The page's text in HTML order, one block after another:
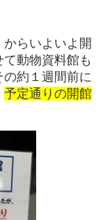
らいよいよ開
動物資料館も
約１週間前に
予定通りの開館